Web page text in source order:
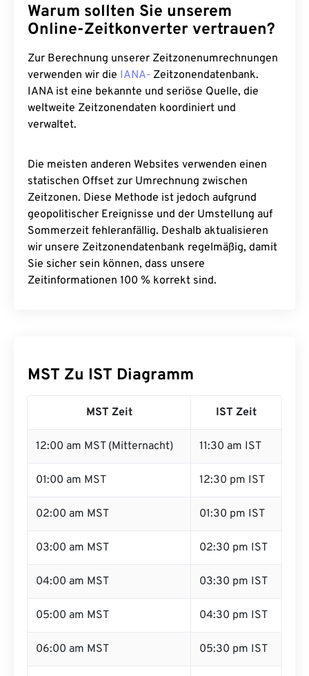
Warum sollten Sie unserem
Online-Zeitkonverter vertrauen?
Zur Berechnung unserer Zeitzonenumrechnungen
verwenden wir die IANA- Zeitzonendatenbank.
IANA ist eine bekannte und seriöse Quelle, die
weltweite Zeitzonendaten koordiniert und
verwaltet.
Die meisten anderen Websites verwenden einen
statischen Offset zur Umrechnung zwischen
Zeitzonen. Diese Methode ist jedoch aufgrund
geopolitischer Ereignisse und der Umstellung auf
Sommerzeit fehleranfällig. Deshalb aktualisieren
wir unsere Zeitzonendatenbank regelmäßig, damit
Sie sicher sein können, dass unsere
Zeitinformationen 100 % korrekt sind.
MST Zu IST Diagramm
MST Zeit IST Zeit
12:00 am MST (Mitternacht) 11:30 am IST
01:00 am MST 12:30 pm IST
02:00 am MST 01:30 pm IST
03:00 am MST 02:30 pm IST
04:00 am MST 03:30 pm IST
05:00 am MST 04:30 pm IST
06:00 am MST 05:30 pm IST